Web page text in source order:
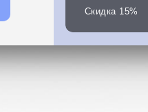
Скидка 15%